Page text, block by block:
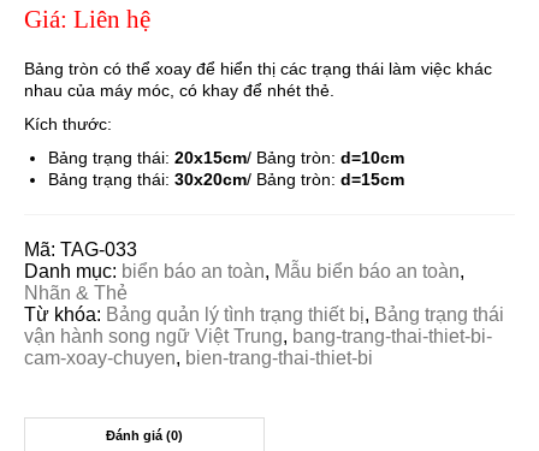
Giá: Liên hệ
Bảng tròn có thể xoay để hiển thị các trạng thái làm việc khác
nhau của máy móc, có khay để nhét thẻ.
Kích thước:
Bảng trạng thái: 20x15cm/ Bảng tròn: d=10cm
Bảng trạng thái: 30x20cm/ Bảng tròn: d=15cm
Mã: TAG-033
Danh mục: biển báo an toàn, Mẫu biển báo an toàn,
Nhãn & Thẻ
Từ khóa: Bảng quản lý tình trạng thiết bị, Bảng trạng thái
vận hành song ngữ Việt Trung, bang-trang-thai-thiet-bi-
cam-xoay-chuyen, bien-trang-thai-thiet-bi
Đánh giá (0)